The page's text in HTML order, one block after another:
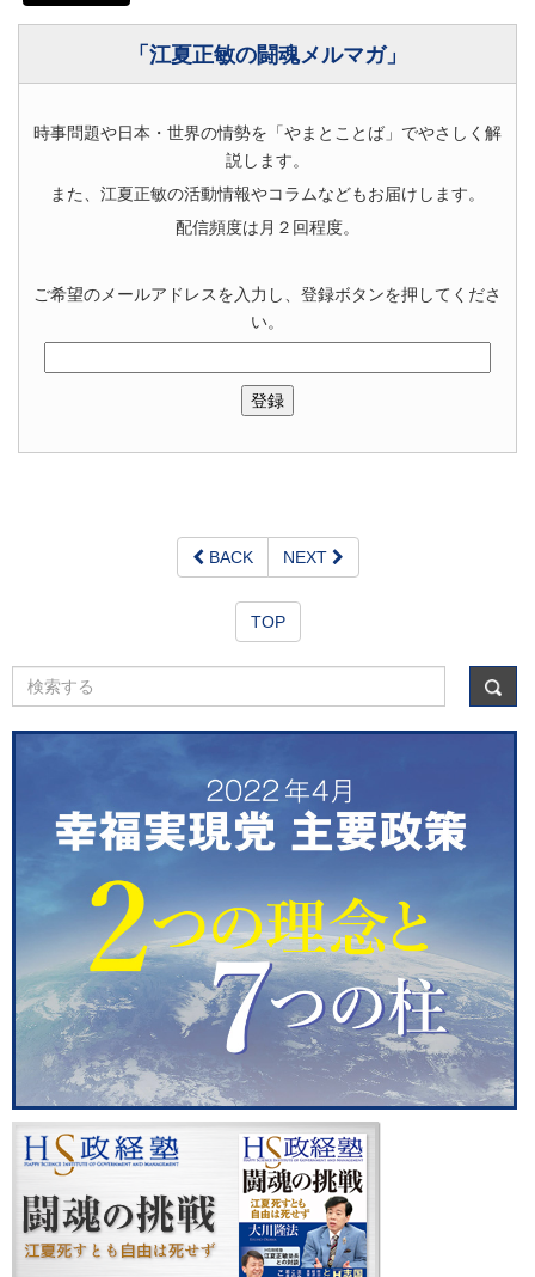
「江夏正敏の闘魂メルマガ」
時事問題や日本・世界の情勢を「やまとことば」でやさしく解
説します。
また、江夏正敏の活動情報やコラムなどもお届けします。
配信頻度は月２回程度。
ご希望のメールアドレスを入力し、登録ボタンを押してくださ
い。
BACK NEXT
TOP